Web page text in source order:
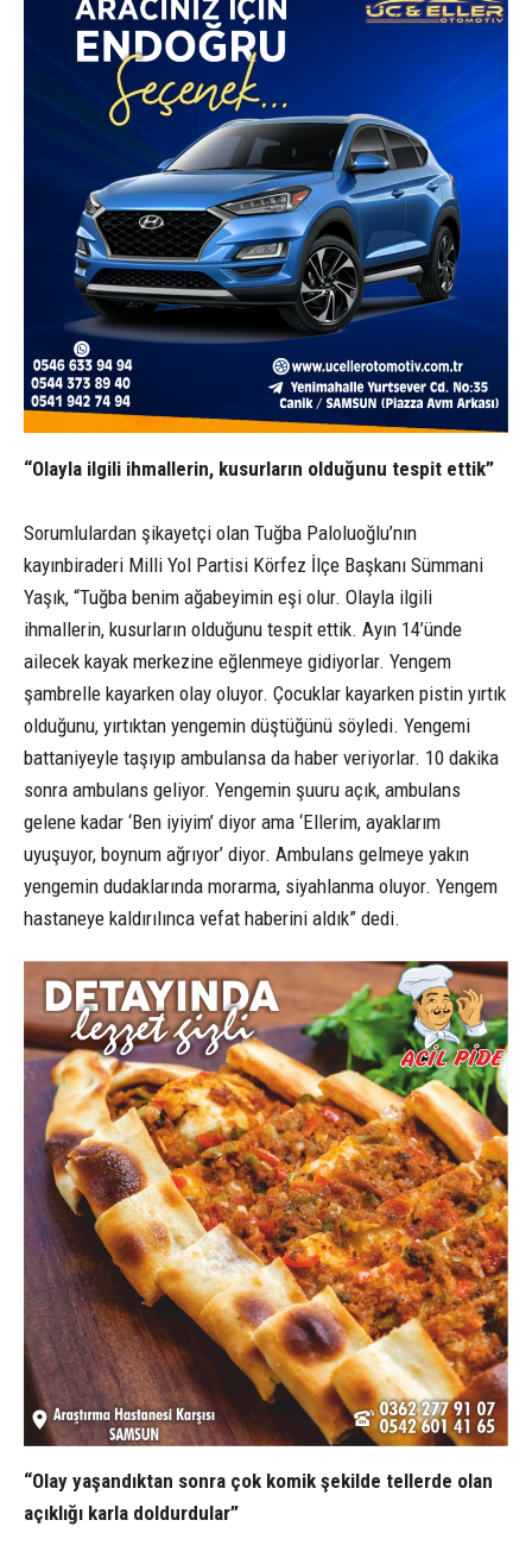
“Olayla ilgili ihmallerin, kusurların olduğunu tespit ettik”
Sorumlulardan şikayetçi olan Tuğba Paloluoğlu’nın
kayınbiraderi Milli Yol Partisi Körfez İlçe Başkanı Sümmani
Yaşık, “Tuğba benim ağabeyimin eşi olur. Olayla ilgili
ihmallerin, kusurların olduğunu tespit ettik. Ayın 14’ünde
ailecek kayak merkezine eğlenmeye gidiyorlar. Yengem
şambrelle kayarken olay oluyor. Çocuklar kayarken pistin yırtık
olduğunu, yırtıktan yengemin düştüğünü söyledi. Yengemi
battaniyeyle taşıyıp ambulansa da haber veriyorlar. 10 dakika
sonra ambulans geliyor. Yengemin şuuru açık, ambulans
gelene kadar ‘Ben iyiyim’ diyor ama ‘Ellerim, ayaklarım
uyuşuyor, boynum ağrıyor’ diyor. Ambulans gelmeye yakın
yengemin dudaklarında morarma, siyahlanma oluyor. Yengem
hastaneye kaldırılınca vefat haberini aldık” dedi.
“Olay yaşandıktan sonra çok komik şekilde tellerde olan
açıklığı karla doldurdular”